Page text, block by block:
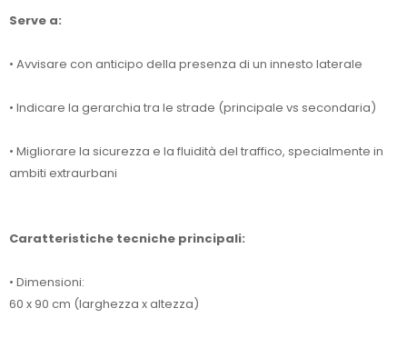
Serve a:
• Avvisare con anticipo della presenza di un innesto laterale
• Indicare la gerarchia tra le strade (principale vs secondaria)
• Migliorare la sicurezza e la fluidità del traffico, specialmente in
ambiti extraurbani
Caratteristiche tecniche principali:
• Dimensioni:
60 x 90 cm (larghezza x altezza)